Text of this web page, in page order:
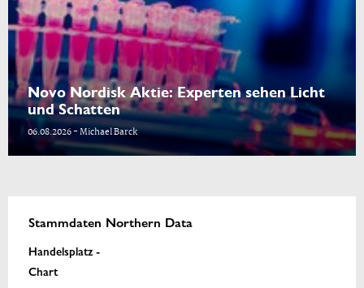
Novo Nordisk Aktie: Experten sehen Licht
und Schatten
06.08.2026 - Michael Barck
Stammdaten Northern Data
Handelsplatz -
Chart